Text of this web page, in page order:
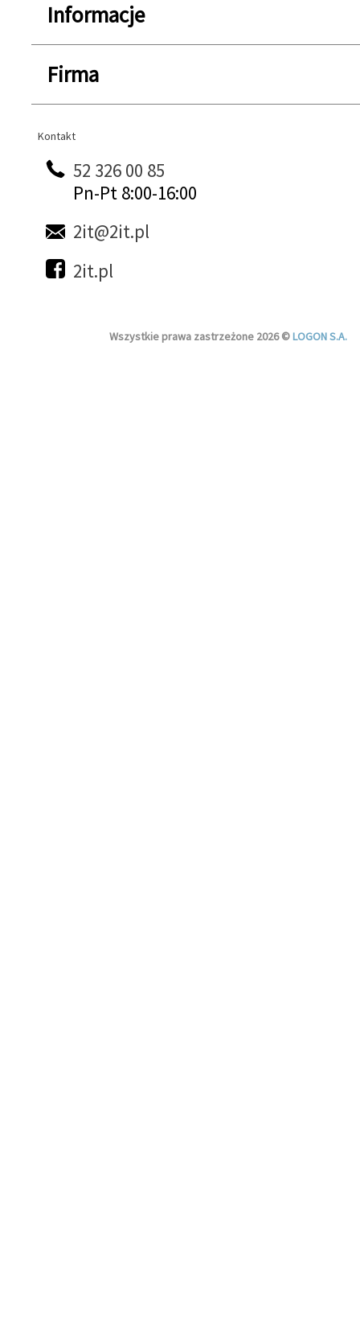
Informacje
Firma
Kontakt
Kontakt
52 326 00 85
Pn-Pt 8:00-16:00
2it@2it.pl
2it.pl
Wszystkie prawa zastrzeżone 2026 ©LOGON S.A.